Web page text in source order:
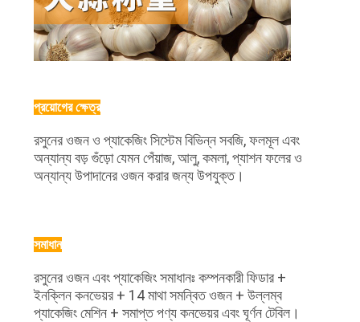
একটি
অনুরোধ
সাইট
গোপনীয়তা
প্রয়োগের ক্ষেত্র
রসুনের ওজন ও প্যাকেজিং সিস্টেম বিভিন্ন সবজি, ফলমূল এবং
অন্যান্য বড় গুঁড়ো যেমন পেঁয়াজ, আলু, কমলা, প্যাশন ফলের ও
অন্যান্য উপাদানের ওজন করার জন্য উপযুক্ত।
সমাধান
রসুনের ওজন এবং প্যাকেজিং সমাধানঃ কম্পনকারী ফিডার +
ইনক্লিন কনভেয়র + 14 মাথা সমন্বিত ওজন + উল্লম্ব
প্যাকেজিং মেশিন + সমাপ্ত পণ্য কনভেয়র এবং ঘূর্ণন টেবিল।